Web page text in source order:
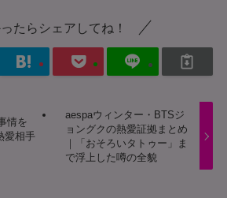
たらシェアしてね！
情を
愛相手
aespaウィンター・BTSジ
ョングクの熱愛証拠まとめ
｜「おそろいタトゥー」ま
で浮上した噂の全貌